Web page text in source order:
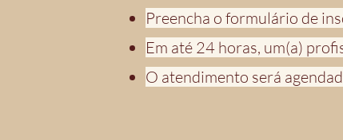
Preencha o formulário de
Em até 24 horas, um(a)
O atendimento será